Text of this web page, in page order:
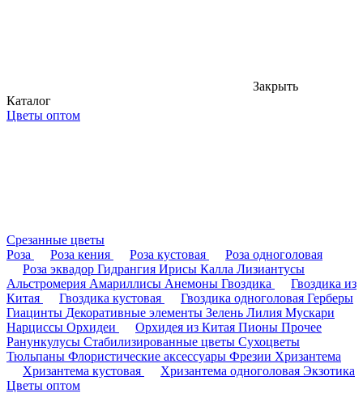
Закрыть
Каталог
Цветы оптом
Срезанные цветы
Роза
Роза кения Роза кустовая
Роза одноголовая
Роза эквадор Гидрангия Ирисы Калла Лизиантусы
Альстромерия Амариллисы Анемоны Гвоздика
Гвоздика из
Китая
Гвоздика кустовая Гвоздика одноголовая Герберы
Гиацинты Декоративные элементы Зелень Лилия Мускари
Нарциссы Орхидеи Орхидея из Китая Пионы Прочее
Ранункулусы Стабилизированные цветы Сухоцветы
Тюльпаны Флористические аксессуары Фрезии Хризантема
Хризантема кустовая
Хризантема одноголовая Экзотика
Цветы оптом